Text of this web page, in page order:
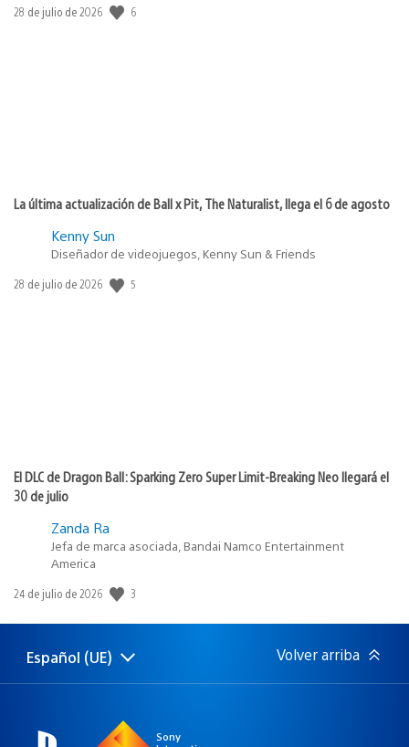
Fecha
28 de julio de 2026 6
La última actualización de Ball x Pit, The Naturalist, llega el 6 de agosto
Kenny Sun
Diseñador de videojuegos, Kenny Sun & Friends
Fecha
28 de julio de 2026 5
El DLC de Dragon Ball: Sparking Zero Super Limit-Breaking Neo llegará el
30 de julio
Zanda Ra
Jefa de marca asociada, Bandai Namco Entertainment
America
Fecha
publicación:
24 de julio de 2026 3
Selecciona
una
Región
actual:
Español (UE) Volver arriba
Sony